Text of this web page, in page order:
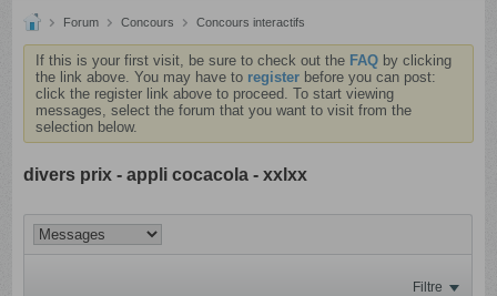
Forum Concours Concours interactifs
If this is your first visit, be sure to check out the FAQ by clicking
the link above. You may have to register before you can post:
click the register link above to proceed. To start viewing
messages, select the forum that you want to visit from the
selection below.
divers prix - appli cocacola - xxlxx
Filtre